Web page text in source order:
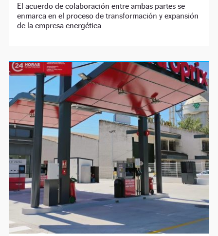
El acuerdo de colaboración entre ambas partes se
enmarca en el proceso de transformación y expansión
de la empresa energética.